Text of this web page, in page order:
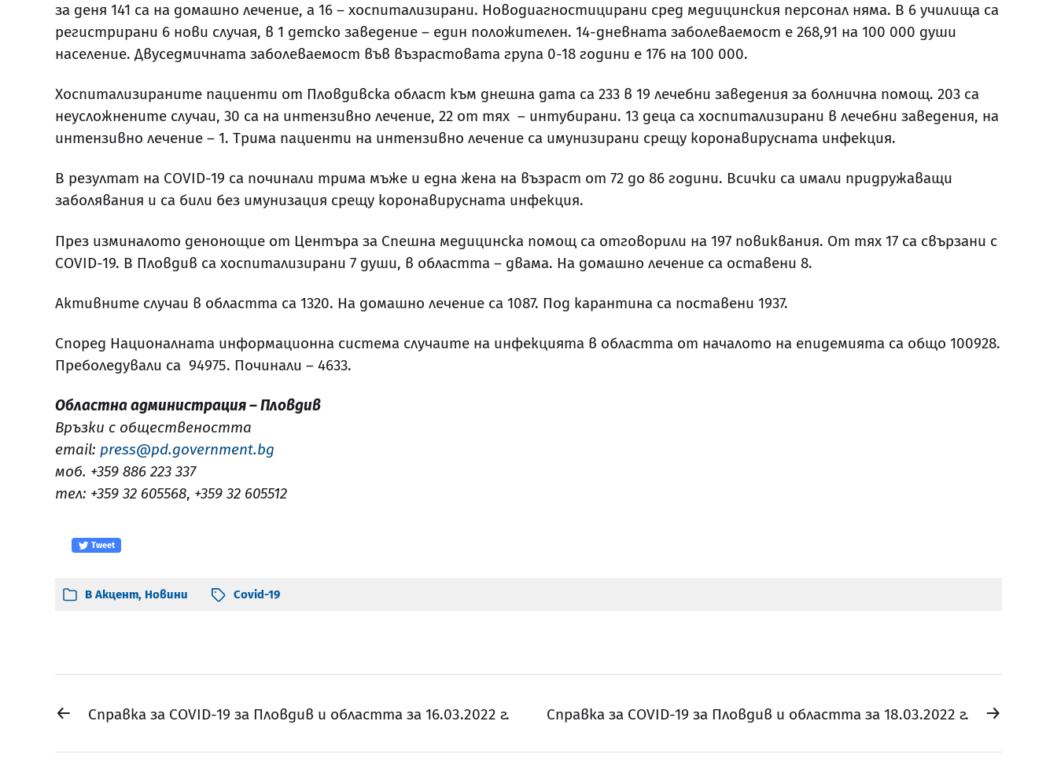
за деня 141 са на домашно лечение, а 16 – хоспитализирани. Новодиагностицирани сред медицинския персонал няма. В 6 училища са
регистрирани 6 нови случая, в 1 детско заведение – един положителен. 14-дневната заболеваемост е 268,91 на 100 000 души
население. Двуседмичната заболеваемост във възрастовата група 0-18 години е 176 на 100 000.
Хоспитализираните пациенти от Пловдивска област към днешна дата са 233 в 19 лечебни заведения за болнична помощ. 203 са
неусложнените случаи, 30 са на интензивно лечение, 22 от тях – интубирани. 13 деца са хоспитализирани в лечебни заведения, на
интензивно лечение – 1. Трима пациенти на интензивно лечение са имунизирани срещу коронавирусната инфекция.
В резултат на COVID-19 са починали трима мъже и една жена на възраст от 72 до 86 години. Всички са имали придружаващи
заболявания и са били без имунизация срещу коронавирусната инфекция.
През изминалото денонощие от Центъра за Спешна медицинска помощ са отговорили на 197 повиквания. От тях 17 са свързани с
COVID-19. В Пловдив са хоспитализирани 7 души, в областта – двама. На домашно лечение са оставени 8.
Активните случаи в областта са 1320. На домашно лечение са 1087. Под карантина са поставени 1937.
Според Националната информационна система случаите на инфекцията в областта от началото на епидемията са общо 100928.
Преболедували са 94975. Починали – 4633.
Областна администрация – Пловдив
Връзки с обществеността
email: press@pd.government.bg
моб. +359 886 223 337
тел: +359 32 605568, +359 32 605512
Tweet
В Акцент, Новини Covid-19
← Справка за COVID-19 за Пловдив и областта за 16.03.2022 г. →
Справка за COVID-19 за Пловдив и областта за 18.03.2022 г.